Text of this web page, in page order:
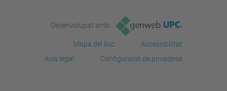
Desenvolupat amb
Mapa del lloc
Accessibilitat
Avís legal
Configuració de privadesa